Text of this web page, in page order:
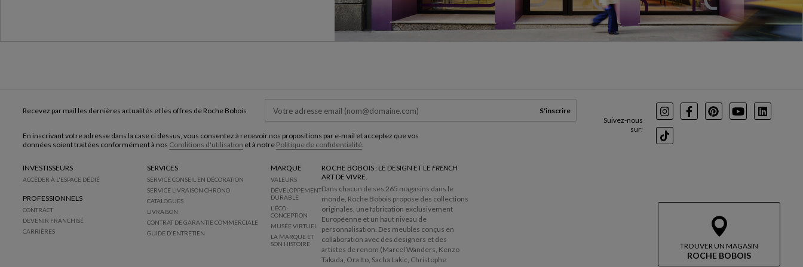
TROUVER UN MAGASIN
ROCHE BOBOIS
Suivez-nous
sur:
InstagramFacebookPinterest
YoutubeLinkedIn
TikTok
Recevez par mail les dernières actualités et les offres de Roche Bobois S'inscrire
En inscrivant votre adresse dans la case ci dessus, vous consentez à recevoir nos propositions par e-mail et acceptez que vos
données soient traitées conformément à nos Conditions d'utilisation et à notre Politique de confidentialité.
INVESTISSEURS
ACCÉDER À L'ESPACE DÉDIÉ
PROFESSIONNELS
CONTRACT
DEVENIR FRANCHISÉ
CARRIÈRES
SERVICES
SERVICE CONSEIL EN DÉCORATION
SERVICE LIVRAISON CHRONO
CATALOGUES
LIVRAISON
CONTRAT DE GARANTIE COMMERCIALE
GUIDE D'ENTRETIEN
MARQUE
VALEURS
DÉVELOPPEMENT
DURABLE
L'ÉCO-
CONCEPTION
MUSÉE VIRTUEL
LA MARQUE ET
SON HISTOIRE
ROCHE BOBOIS : LE DESIGN ET LE FRENCH
ART DE VIVRE.
Dans chacun de ses 265 magasins dans le
monde, Roche Bobois propose des collections
originales, une fabrication exclusivement
Européenne et un haut niveau de
personnalisation. Des meubles conçus en
collaboration avec des designers et des
artistes de renom (Marcel Wanders, Kenzo
Takada, Ora Ito, Sacha Lakic, Christophe